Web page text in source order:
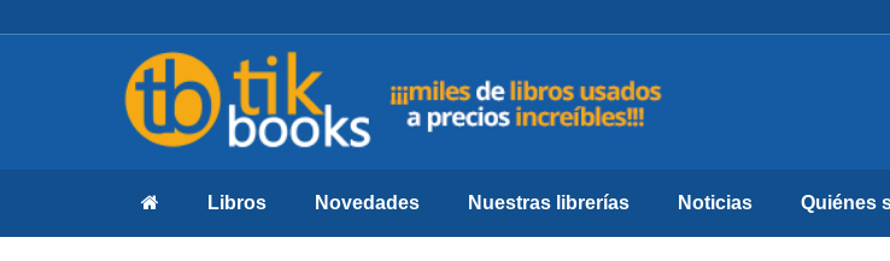
Libros Novedades Nuestras librerías Noticias Quiénes